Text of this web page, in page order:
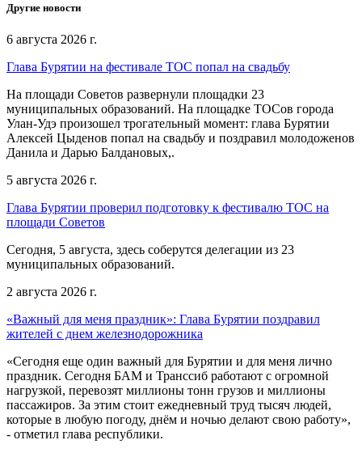
Другие новости
6 августа 2026 г.
Глава Бурятии на фестивале ТОС попал на свадьбу
На площади Советов развернули площадки 23
муниципальных образований. На площадке ТОСов города
Улан-Удэ произошел трогательный момент: глава Бурятии
Алексей Цыденов попал на свадьбу и поздравил молодоженов
Данила и Дарью Балдановых,.
5 августа 2026 г.
Глава Бурятии проверил подготовку к фестивалю ТОС на
площади Советов
Сегодня, 5 августа, здесь соберутся делегации из 23
муниципальных образований.
2 августа 2026 г.
«Важный для меня праздник»: Глава Бурятии поздравил
жителей с днем железнодорожника
«Сегодня еще один важный для Бурятии и для меня лично
праздник. Сегодня БАМ и Транссиб работают с огромной
нагрузкой, перевозят миллионы тонн грузов и миллионы
пассажиров. За этим стоит ежедневный труд тысяч людей,
которые в любую погоду, днём и ночью делают свою работу»,
- отметил глава республики.